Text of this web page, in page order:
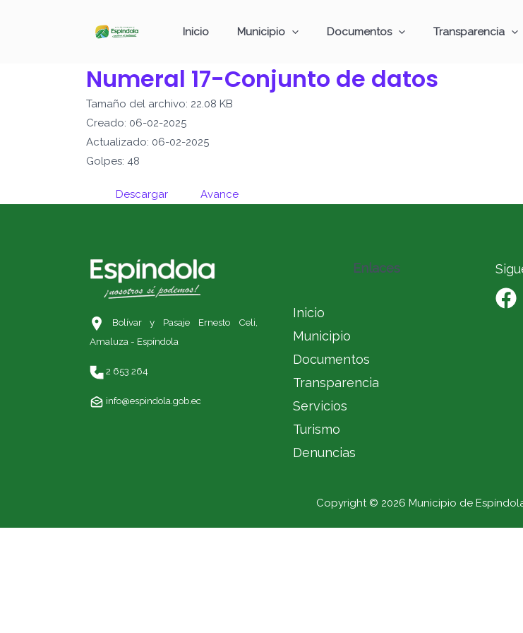
Inicio Municipio Documentos Transparencia
Numeral 17-Conjunto de datos
Tamaño del archivo: 22.08 KB
Creado: 06-02-2025
Actualizado: 06-02-2025
Golpes: 48
Descargar Avance
Bolívar y Pasaje Ernesto Celi,
Amaluza - Espíndola
2 653 264
info@espindola.gob.ec
Enlaces
Inicio
Municipio
Documentos
Transparencia
Servicios
Turismo
Denuncias
Copyright © 2026 Municipio de